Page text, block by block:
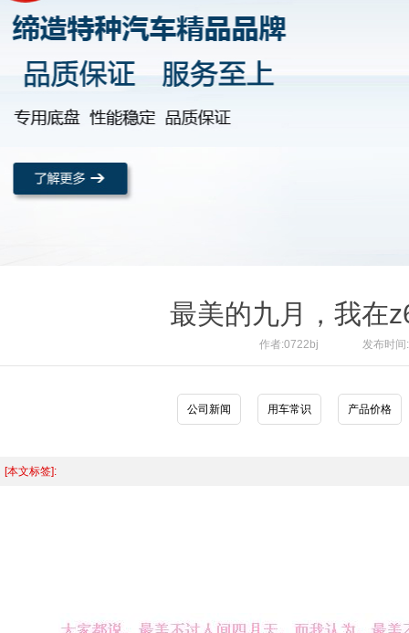
最美的九月，我在
作者:0722bj 发布时
公司新闻 用车常识 产品价格
[本文标签]: